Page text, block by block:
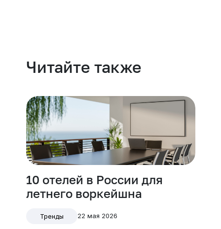
Читайте также
10 отелей в России для
летнего воркейшна
Тренды 22 мая 2026